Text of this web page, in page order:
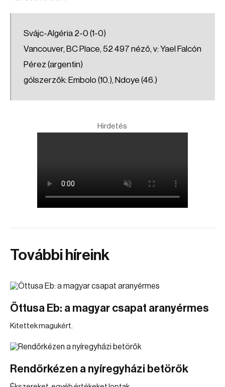
Svájc-Algéria 2-0 (1-0)
Vancouver, BC Place, 52 497 néző, v: Yael Falcón
Pérez (argentin)
gólszerzők: Embolo (10.), Ndoye (46.)
Hirdetés
További híreink
Öttusa Eb: a magyar csapat aranyérmes
Kitettek magukért.
Rendőrkézen a nyíregyházi betörők